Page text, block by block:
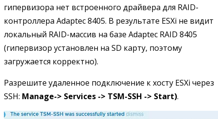
гипервизора нет встроенного драйвера для RAID-
контроллера Adaptec 8405. В результате ESXi не видит
локальный RAID-массив на базе Adaptec RAID 8405
(гипервизор установлен на SD карту, поэтому
загружается корректно).
Разрешите удаленное подключение к хосту ESXi через
SSH: Manage-> Services -> TSM-SSH -> Start).